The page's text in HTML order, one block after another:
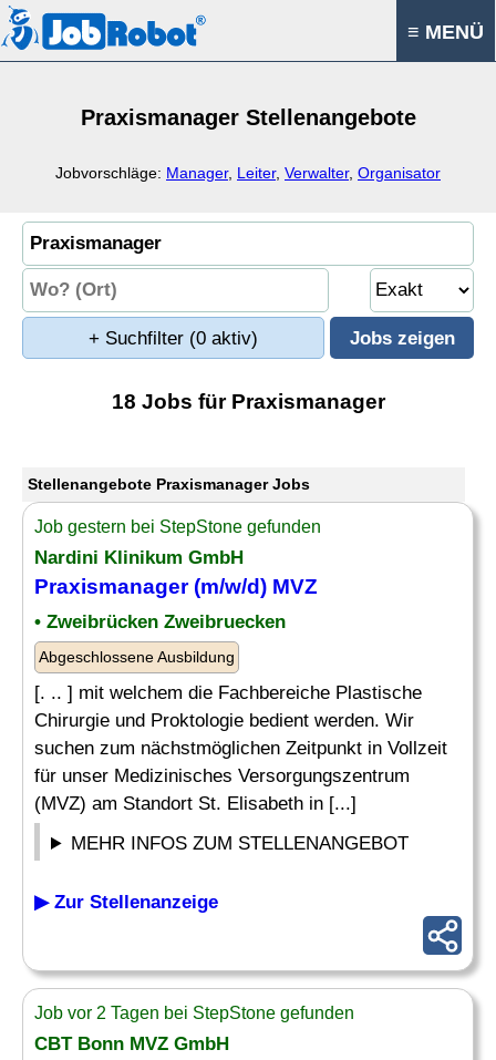
≡ MENÜ
Praxismanager Stellenangebote
Jobvorschläge: Manager, Leiter, Verwalter, Organisator
+ Suchfilter (0 aktiv)
18 Jobs für Praxismanager
Stellenangebote Praxismanager Jobs
Job gestern bei StepStone gefunden
Nardini Klinikum GmbH
Praxismanager(m/w/d) MVZ
• Zweibrücken Zweibruecken
Abgeschlossene Ausbildung
[. .. ] mit welchem die Fachbereiche Plastische
Chirurgie und Proktologie bedient werden. Wir
suchen zum nächstmöglichen Zeitpunkt in Vollzeit
für unser Medizinisches Versorgungszentrum
(MVZ) am Standort St. Elisabeth in [...]
MEHR INFOS ZUM STELLENANGEBOT
▶ Zur Stellenanzeige
Job vor 2 Tagen bei StepStone gefunden
CBT Bonn MVZ GmbH